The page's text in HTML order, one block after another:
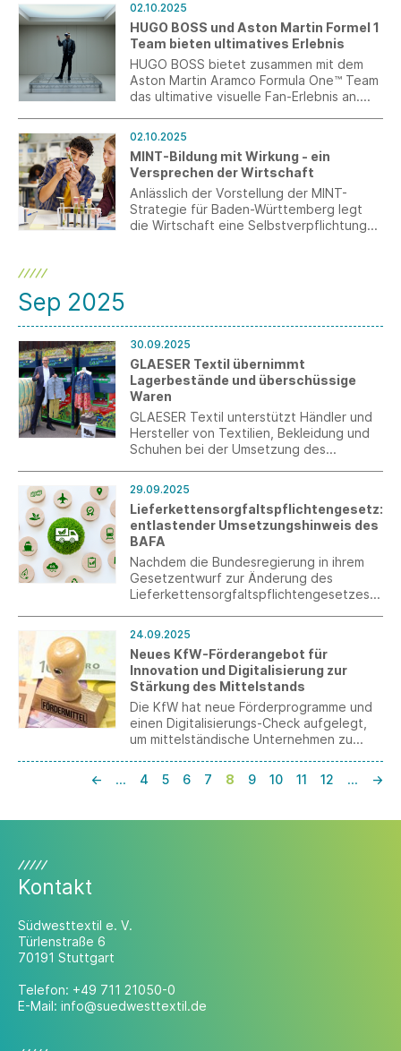
entwickelt sich der Hemdenanbieter
immer mehr zur Lifestyle-Modemarke.
02.10.2025
HUGO BOSS und Aston Martin Formel 1
Team bieten ultimatives Erlebnis
HUGO BOSS bietet zusammen mit dem
Aston Martin Aramco Formula One™ Team
das ultimative visuelle Fan-Erlebnis an.
Geschehen versetzen lassen.
02.10.2025
MINT-Bildung mit Wirkung - ein
Versprechen der Wirtschaft
Anlässlich der Vorstellung der MINT-
Strategie für Baden-Württemberg legt
die Wirtschaft eine Selbstverpflichtung
Sep 2025
30.09.2025
GLAESER Textil übernimmt
Lagerbestände und überschüssige
Waren
GLAESER Textil unterstützt Händler und
Hersteller von Textilien, Bekleidung und
Schuhen bei der Umsetzung des
Traditionsunternehmens und seiner
spezialisierten Partner gehören
Sammlung, Abholung, Sortieren, Prüfen
sowie das Bereitstellen von
überschüssigen und Lagerbeständen zur
Weiternutzung.
29.09.2025
Lieferkettensorgfaltspflichtengesetz:
entlastender Umsetzungshinweis des
BAFA
Nachdem die Bundesregierung in ihrem
Gesetzentwurf zur Änderung des
Lieferkettensorgfaltspflichtengesetzes
zu wollen, hat das BAFA nun mit einem
aktuellen Umsetzungshinweis reagiert.
24.09.2025
Neues KfW-Förderangebot für
Innovation und Digitalisierung zur
Stärkung des Mittelstands
Die KfW hat neue Förderprogramme und
einen Digitalisierungs-Check aufgelegt,
um mittelständische Unternehmen zu
Digitalisierung zu unterstützen.
← … 4 5 6 7 8 9 10 11 12 … →
Kontakt
Südwesttextil e. V.
Türlenstraße 6
70191 Stuttgart
Telefon: +49 711 21050-0
E-Mail: info@suedwesttextil.de